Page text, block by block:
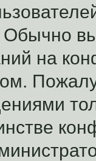
Обычно
на